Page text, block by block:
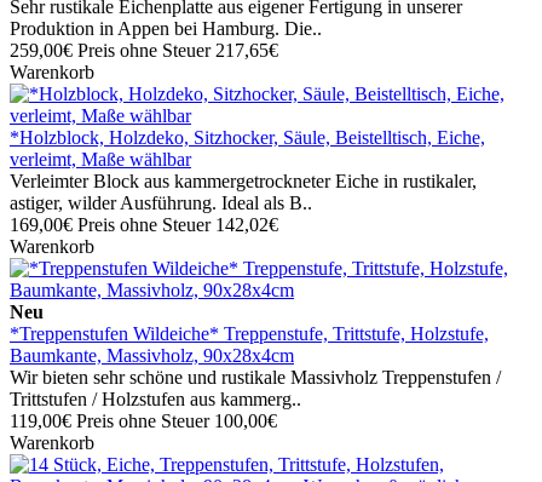
Sehr rustikale Eichenplatte aus eigener Fertigung in unserer
Produktion in Appen bei Hamburg. Die..
259,00€ Preis ohne Steuer 217,65€
Warenkorb
*Holzblock, Holzdeko, Sitzhocker, Säule, Beistelltisch, Eiche,
verleimt, Maße wählbar
Verleimter Block aus kammergetrockneter Eiche in rustikaler,
astiger, wilder Ausführung. Ideal als B..
169,00€ Preis ohne Steuer 142,02€
Warenkorb
Neu
*Treppenstufen Wildeiche* Treppenstufe, Trittstufe, Holzstufe,
Baumkante, Massivholz, 90x28x4cm
Wir bieten sehr schöne und rustikale Massivholz Treppenstufen /
Trittstufen / Holzstufen aus kammerg..
119,00€ Preis ohne Steuer 100,00€
Warenkorb